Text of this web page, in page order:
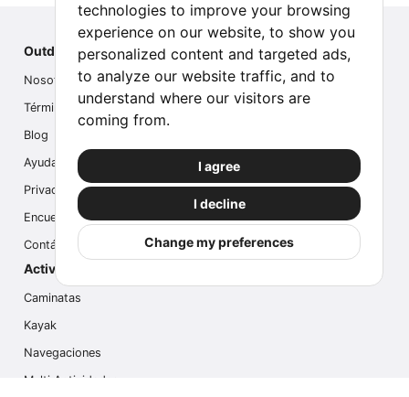
technologies to improve your browsing
experience on our website, to show you
personalized content and targeted ads,
to analyze our website traffic, and to
understand where our visitors are
coming from.
I agree
I decline
Change my preferences
Outdoor Index
Nosotros
Términos
Blog
Ayuda
Privacidad
Encuesta
Contáctanos
Actividades populares
Caminatas
Kayak
Navegaciones
Multi Actividades